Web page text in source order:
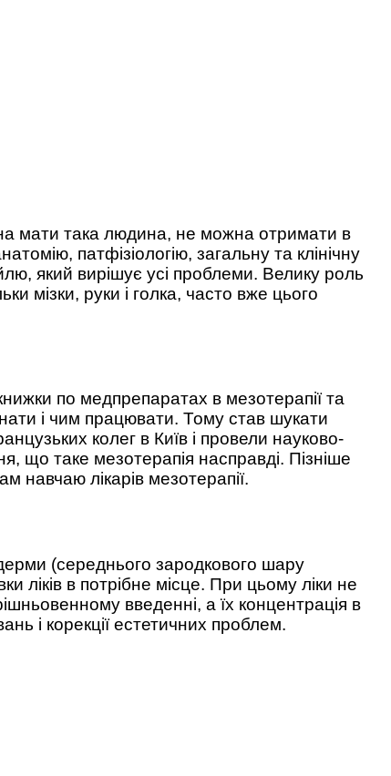
мати така людина, не можна отримати в
патфізіологію, загальну та клінічну
який вирішує усі проблеми. Велику роль
мізки, руки і голка, часто вже цього
по медпрепаратах в мезотерапії та
і чим працювати. Тому став шукати
колег в Київ і провели науково-
що таке мезотерапія насправді. Пізніше
навчаю лікарів мезотерапії.
(середнього зародкового шару
ліків в потрібне місце. При цьому ліки не
введенні, а їх концентрація в
і корекції естетичних проблем.